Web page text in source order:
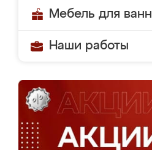
Мебель для
Наши работы